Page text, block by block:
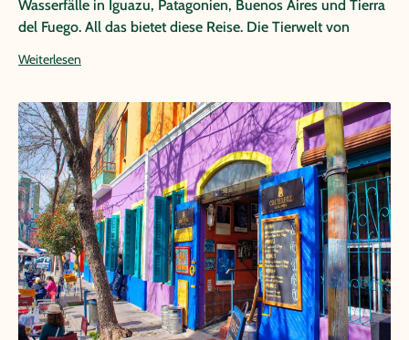
Wasserfälle in Iguazu, Patagonien, Buenos Aires und Tierra
del Fuego. All das bietet diese Reise. Die Tierwelt von
Krokodilen und diversen Vögeln verzaubert. Kulinarische
Fleischesser. Auch Vegetarier kommen nicht zu kurz und
können bei diversen Sorentinos, Empanadas und vielem
mehr Schlemmen. 25 Tagen abschalten, entspannen und
sich verzaubern lassen von diesem einzigartigen Land. Ein
Highlight jagt das nächste und man erlebt wahnsinnig viel
auf dieser Reise.
Weiterlesen